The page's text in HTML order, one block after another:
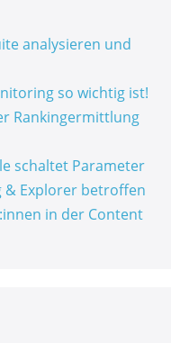
analysieren und
so wichtig ist!
Rankingermittlung
schaltet Parameter
& Explorer betroffen
in der Content